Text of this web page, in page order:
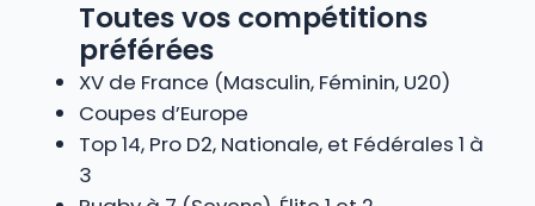
Toutes vos compétitions
préférées
XV de France (Masculin, Féminin, U20)
Coupes d’Europe
Top 14, Pro D2, Nationale, et Fédérales 1 à
3